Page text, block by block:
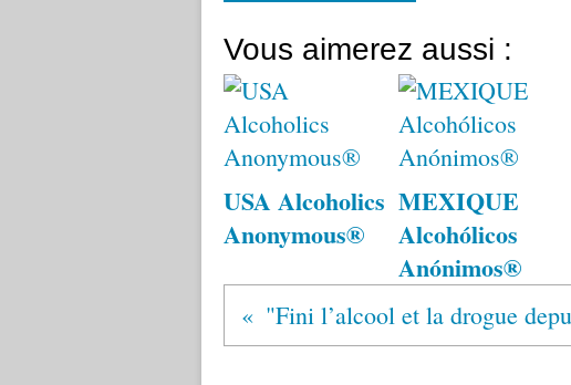
Vous aimerez aussi :
USA Alcoholics
Anonymous®
MEXIQUE
Alcohólicos
Anónimos®